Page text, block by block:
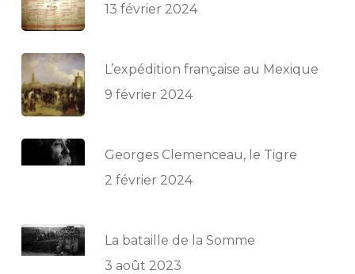
13 février 2024
L’expédition française au Mexique
9 février 2024
Georges Clemenceau, le Tigre
2 février 2024
La bataille de la Somme
3 août 2023